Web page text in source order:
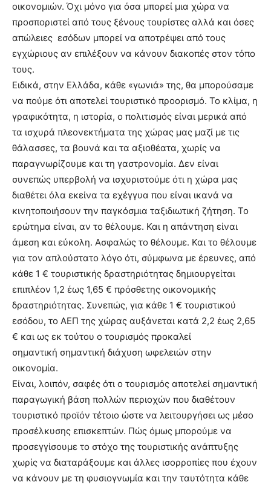
οικονομιών. Όχι μόνο για όσα μπορεί μια χώρα να
προσποριστεί από τους ξένους τουρίστες αλλά και όσες
απώλειες εσόδων μπορεί να αποτρέψει από τους
εγχώριους αν επιλέξουν να κάνουν διακοπές στον τόπο
τους.
Ειδικά, στην Ελλάδα, κάθε «γωνιά» της, θα μπορούσαμε
να πούμε ότι αποτελεί τουριστικό προορισμό. Το κλίμα, η
γραφικότητα, η ιστορία, ο πολιτισμός είναι μερικά από
τα ισχυρά πλεονεκτήματα της χώρας μας μαζί με τις
θάλασσες, τα βουνά και τα αξιοθέατα, χωρίς να
παραγνωρίζουμε και τη γαστρονομία. Δεν είναι
συνεπώς υπερβολή να ισχυριστούμε ότι η χώρα μας
διαθέτει όλα εκείνα τα εχέγγυα που είναι ικανά να
κινητοποιήσουν την παγκόσμια ταξιδιωτική ζήτηση. Το
ερώτημα είναι, αν το θέλουμε. Και η απάντηση είναι
άμεση και εύκολη. Ασφαλώς το θέλουμε. Και το θέλουμε
για τον απλούστατο λόγο ότι, σύμφωνα με έρευνες, από
κάθε 1 € τουριστικής δραστηριότητας δημιουργείται
επιπλέον 1,2 έως 1,65 € πρόσθετης οικονομικής
δραστηριότητας. Συνεπώς, για κάθε 1 € τουριστικού
εσόδου, το ΑΕΠ της χώρας αυξάνεται κατά 2,2 έως 2,65
€ και ως εκ τούτου ο τουρισμός προκαλεί
σημαντική σημαντική διάχυση ωφελειών στην
οικονομία.
Είναι, λοιπόν, σαφές ότι ο τουρισμός αποτελεί σημαντική
παραγωγική βάση πολλών περιοχών που διαθέτουν
τουριστικό προϊόν τέτοιο ώστε να λειτουργήσει ως μέσο
προσέλκυσης επισκεπτών. Πώς όμως μπορούμε να
προσεγγίσουμε το στόχο της τουριστικής ανάπτυξης
χωρίς να διαταράξουμε και άλλες ισορροπίες που έχουν
να κάνουν με τη φυσιογνωμία και την ταυτότητα κάθε